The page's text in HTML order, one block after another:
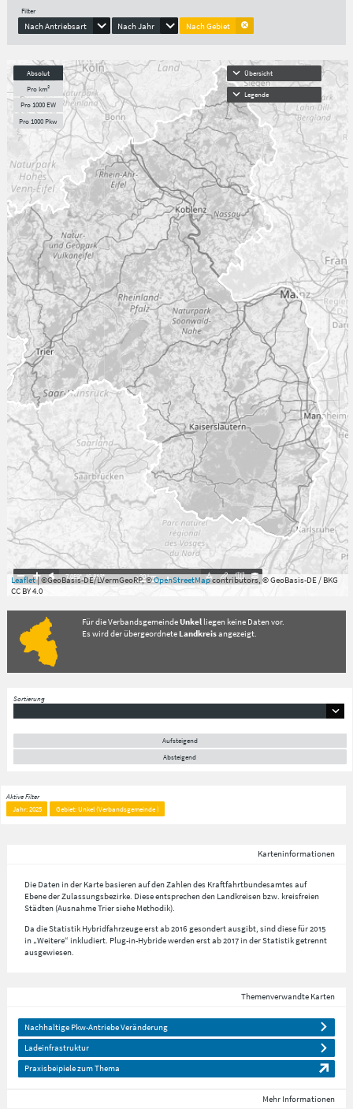
Filter
Nach Antriebsart Nach Jahr Nach Gebiet
Absolut
Pro km²
Pro 1000 EW
Pro 1000 Pkw
Übersicht
Legende
7.059°,49.813° 20km
Leaflet| ©GeoBasis-DE/LVermGeoRP, ©OpenStreetMapcontributors, © GeoBasis-DE / BKG
CC BY 4.0
Für die VerbandsgemeindeUnkel liegen keine Daten vor.
Es wird der übergeordneteLandkreisangezeigt.
Sortierung
Aufsteigend
Absteigend
Aktive Filter
Jahr: 2025
Gebiet: Unkel (Verbandsgemeinde )
Karteninformationen
Die Daten in der Karte basieren auf den Zahlen des Kraftfahrtbundesamtes auf
Ebene der Zulassungsbezirke. Diese entsprechen den Landkreisen bzw. kreisfreien
Städten (Ausnahme Trier siehe Methodik).
Da die Statistik Hybridfahrzeuge erst ab 2016 gesondert ausgibt, sind diese für 2015
in „Weitere“ inkludiert. Plug-in-Hybride werden erst ab 2017 in der Statistik getrennt
ausgewiesen.
Themenverwandte Karten
Nachhaltige Pkw-Antriebe Veränderung
Ladeinfrastruktur
Praxisbeipiele zum Thema
Mehr Informationen